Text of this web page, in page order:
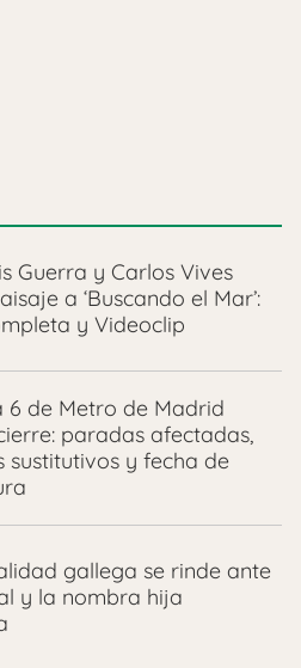
Guerra y Carlos Vives
a ‘Buscando el Mar’:
y Videoclip
6 de Metro de Madrid
paradas afectadas,
sustitutivos y fecha de
gallega se rinde ante
y la nombra hija